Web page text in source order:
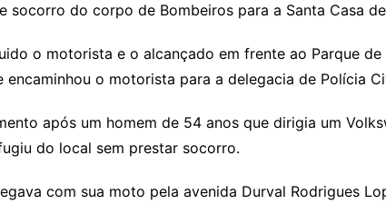
socorro do corpo de Bombeiros para a Santa Casa
o motorista e o alcançado em frente ao Parque
o motorista para a delegacia de Polícia
após um homem de 54 anos que dirigia um
do local sem prestar socorro.
com sua moto pela avenida Durval Rodrigues